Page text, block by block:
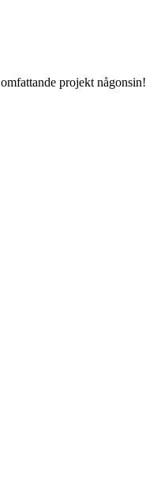
projekt någonsin!